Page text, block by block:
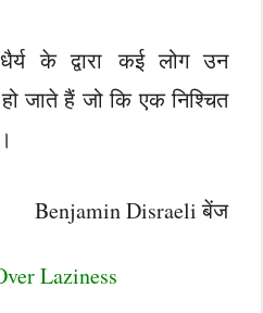
धैर्य के द्वारा कई लोग उन
जाते हैं जो कि एक निश्चित
Benjamin Disraeli बेंज
Laziness